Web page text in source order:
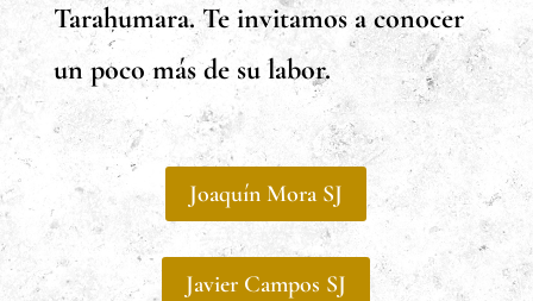
Tarahumara. Te invitamos a conocer
un poco más de su labor.
Joaquín Mora SJ
Javier Campos SJ